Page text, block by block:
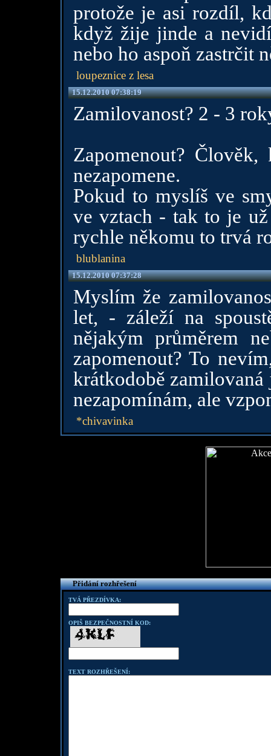
protože je asi rozdíl,
když žije jinde a
nebo ho aspoň zastrčit
loupeznice z lesa
15.12.2010 07:38:19
Zamilovanost? 2 - 3
Zapomenout?
nezapomene.
Pokud to myslíš ve
ve vztach - tak to je
rychle někomu to trvá
blublanina
15.12.2010 07:37:28
Myslím že
let, - záleží na
nějakým průměrem
zapomenout? To
krátkodobě
nezapomínám, ale
*chivavinka
Přidání rozhřešení
TVÁ PŘEZDÍVKA:
OPIŠ BEZPEČNOSTNÍ KOD:
TEXT ROZHŘEŠENÍ: